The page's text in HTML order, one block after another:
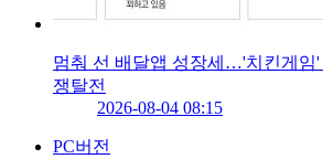
멈춰 선 배달앱 성장세…'치킨게임'
쟁탈전
2026-08-04 08:15
PC버전